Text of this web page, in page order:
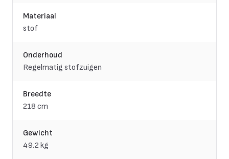
Materiaal
stof
Onderhoud
Regelmatig stofzuigen
Breedte
218 cm
Gewicht
49.2 kg